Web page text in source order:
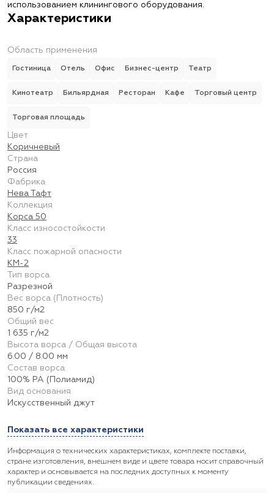
использованием клинингового оборудования.
Характеристики
Область применения
Гостиница Отель Офис Бизнес-центр Театр
Кинотеатр Бильярдная Ресторан Кафе Торговый центр
Торговая площадь
Цвет
Коричневый
Страна
Россия
Фабрика
Нева Тафт
Коллекция
Корса 50
Класс износостойкости
33
Класс пожарной опасности
КМ-2
Тип ворса
Разрезной
Вес ворса (Плотность)
850 г/м2
Общий вес
1 635 г/м2
Высота ворса / Общая высота
6.00 / 8.00 мм
Состав ворса
100% PA (Полиамид)
Вид основания
Искусственный джут
Показать все характеристики
Информация о технических характеристиках, комплекте поставки,
стране изготовления, внешнем виде и цвете товара носит справочный
характер и основывается на последних доступных к моменту
публикации сведениях.